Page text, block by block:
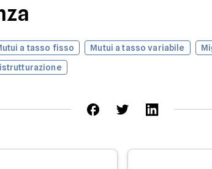
a tasso fisso Mutui a tasso variabile